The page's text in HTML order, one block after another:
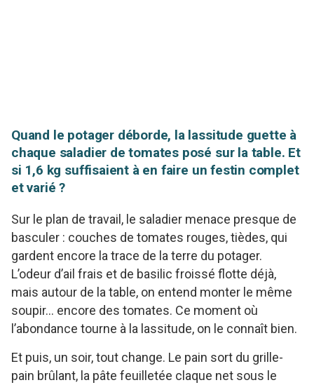
Quand le potager déborde, la lassitude guette à
chaque saladier de tomates posé sur la table. Et
si 1,6 kg suffisaient à en faire un festin complet
et varié ?
Sur le plan de travail, le saladier menace presque de
basculer : couches de tomates rouges, tièdes, qui
gardent encore la trace de la terre du potager.
L’odeur d’ail frais et de basilic froissé flotte déjà,
mais autour de la table, on entend monter le même
soupir… encore des tomates. Ce moment où
l’abondance tourne à la lassitude, on le connaît bien.
Et puis, un soir, tout change. Le pain sort du grille-
pain brûlant, la pâte feuilletée claque net sous le